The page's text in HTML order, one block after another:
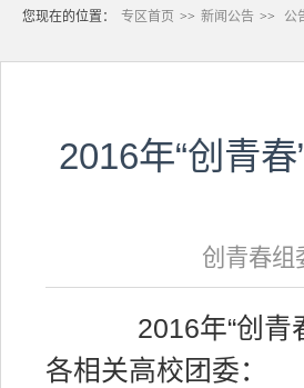
您现在的位置： 专区首页 >> 新闻公告 >> 公
2016年“创青
创青春组
2016年“创
各相关高校团委：